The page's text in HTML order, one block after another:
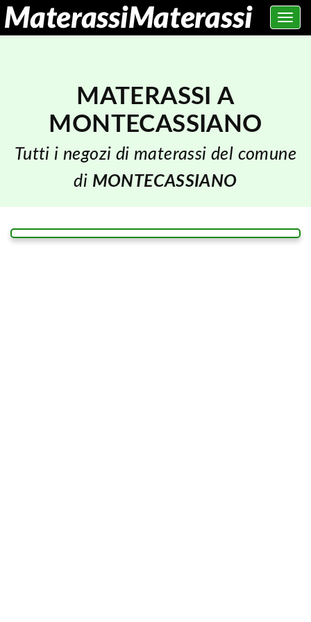
Toggle
MATERASSI A
MONTECASSIANO
Tutti i negozi di materassi del comune
di MONTECASSIANO